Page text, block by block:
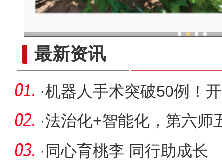
最新资讯
·机器人手术突破50例！
代
·法治化+智能化，第六师
作“双轮驱动
· 同心育桃李 同行助成长